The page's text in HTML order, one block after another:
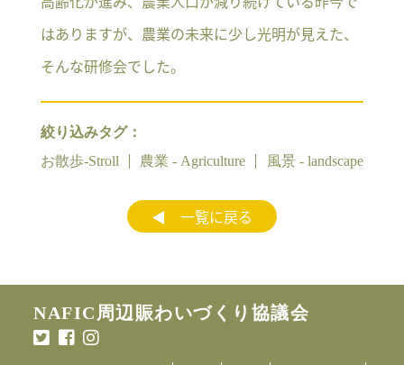
はありますが、農業の未来に少し光明が見えた、
そんな研修会でした。
絞り込みタグ：
お散歩-Stroll
農業 - Agriculture 風景 - landscape
◀︎ 一覧に戻る
NAFIC周辺賑わいづくり協議会